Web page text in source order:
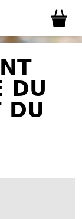
DU
DU